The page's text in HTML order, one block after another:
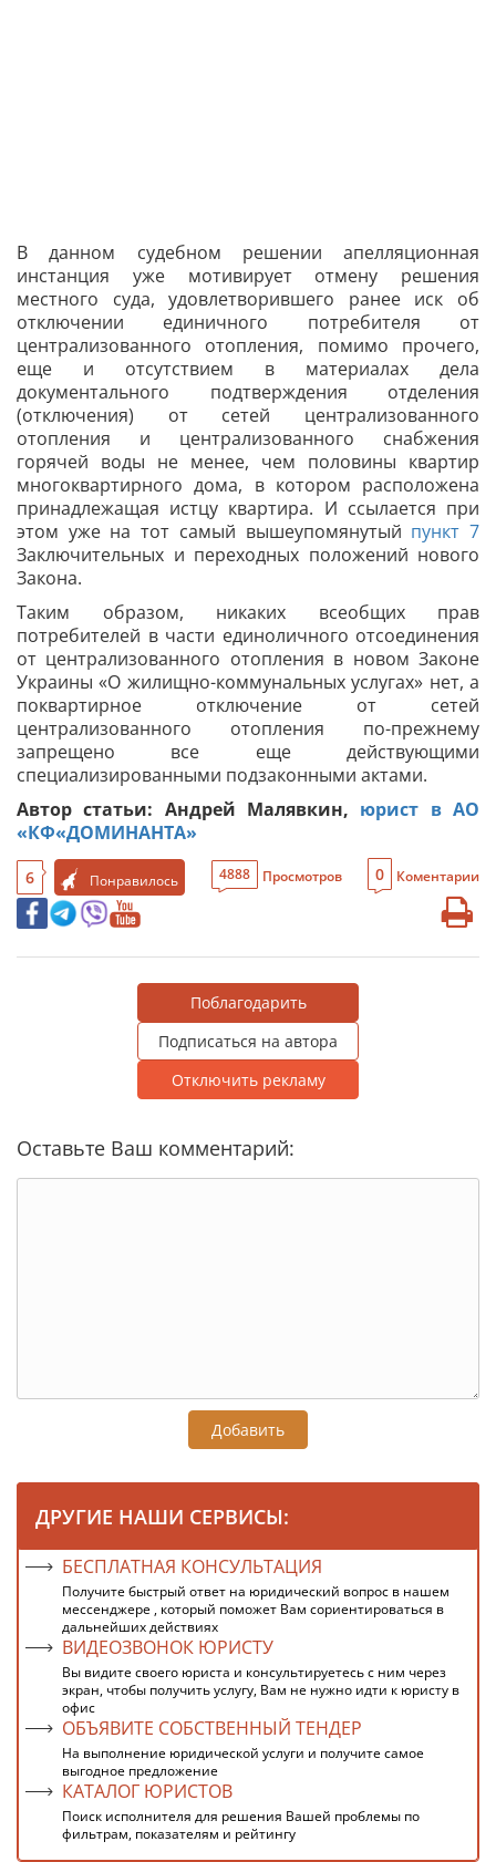
В данном судебном решении апелляционная
инстанция уже мотивирует отмену решения
местного суда, удовлетворившего ранее иск об
отключении единичного потребителя от
централизованного отопления, помимо прочего,
еще и отсутствием в материалах дела
документального подтверждения отделения
(отключения) от сетей централизованного
отопления и централизованного снабжения
горячей воды не менее, чем половины квартир
многоквартирного дома, в котором расположена
принадлежащая истцу квартира. И ссылается при
этом уже на тот самый вышеупомянутый пункт 7
Заключительных и переходных положений нового
Закона.
Таким образом, никаких всеобщих прав
потребителей в части единоличного отсоединения
от централизованного отопления в новом Законе
Украины «О жилищно-коммунальных услугах» нет, а
поквартирное отключение от сетей
централизованного отопления по-прежнему
запрещено все еще действующими
специализированными подзаконными актами.
Автор статьи: Андрей Малявкин, юрист в АО
«КФ«ДОМИНАНТА»
6 Понравилось 4888 Просмотров 0 Коментарии
Поблагодарить
Подписаться на автора
Отключить рекламу
Оставьте Ваш комментарий:
Добавить
ДРУГИЕ НАШИ СЕРВИСЫ:
БЕСПЛАТНАЯ КОНСУЛЬТАЦИЯ
Получите быстрый ответ на юридический вопрос в нашем
мессенджере , который поможет Вам сориентироваться в
дальнейших действиях
ВИДЕОЗВОНОК ЮРИСТУ
Вы видите своего юриста и консультируетесь с ним через
экран, чтобы получить услугу, Вам не нужно идти к юристу в
офис
ОБЪЯВИТЕ СОБСТВЕННЫЙ ТЕНДЕР
На выполнение юридической услуги и получите самое
выгодное предложение
КАТАЛОГ ЮРИСТОВ
Поиск исполнителя для решения Вашей проблемы по
фильтрам, показателям и рейтингу